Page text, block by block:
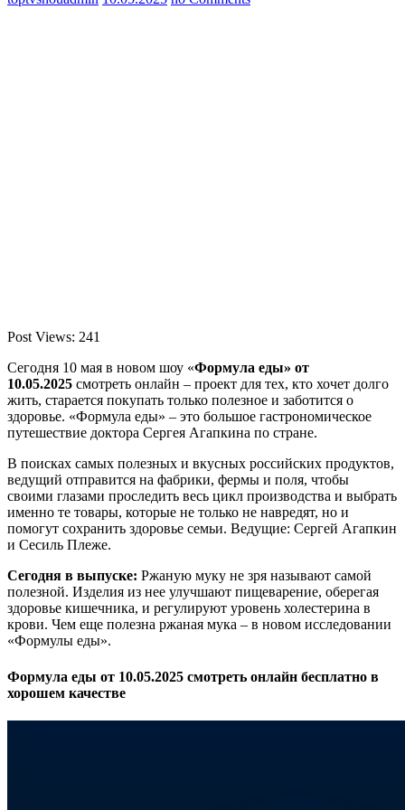
Post Views: 241
Сегодня 10 мая в новом шоу «Формула еды» от
10.05.2025 смотреть онлайн – проект для тех, кто хочет долго
жить, старается покупать только полезное и заботится о
здоровье. «Формула еды» – это большое гастрономическое
путешествие доктора Сергея Агапкина по стране.
В поисках самых полезных и вкусных российских продуктов,
ведущий отправится на фабрики, фермы и поля, чтобы
своими глазами проследить весь цикл производства и выбрать
именно те товары, которые не только не навредят, но и
помогут сохранить здоровье семьи. Ведущие: Сергей Агапкин
и Сесиль Плеже.
Сегодня в выпуске: Ржаную муку не зря называют самой
полезной. Изделия из нее улучшают пищеварение, оберегая
здоровье кишечника, и регулируют уровень холестерина в
крови. Чем еще полезна ржаная мука – в новом исследовании
«Формулы еды».
Формула еды от 10.05.2025 смотреть онлайн бесплатно в
хорошем качестве